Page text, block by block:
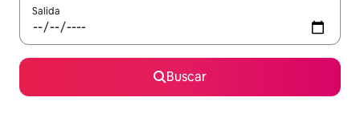
Salida
Buscar